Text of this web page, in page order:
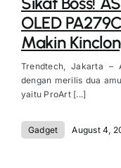
OLED
Makin
Trendtech, Jakarta –
dengan merilis dua
yaitu ProArt [...]
Gadget August 4,